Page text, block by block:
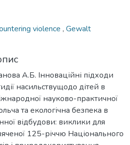
violence , Gewalt
А.Б. Інноваційні підходи
насильствущодо дітей в
науково-практичної
та екологічна безпека в
відбудови: виклики для
125-річчю Національного